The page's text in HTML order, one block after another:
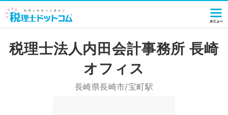
税理士法人内田会計事務所 長崎
オフィス
長崎県長崎市/宝町駅